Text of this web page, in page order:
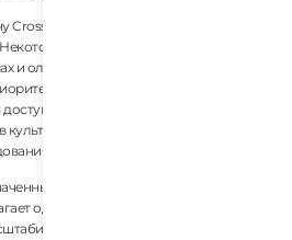
CrossFit особенно интересной, так это
залы сосредоточены на
и олимпийской тяжелой атлетике, в то
внимание образу жизни,
для начинающих. Для
сообщества также важна не
или тренерства.
как «функциональный фитнес»
одинаковый опыт. Стандарты
структура занятий,